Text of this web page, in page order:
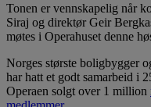
Tonen er vennskapelig når
Siraj og direktør Geir
møtes i Operahuset denne
Norges største boligbygger
har hatt et godt samarbeid i
Operaen solgt over 1 million